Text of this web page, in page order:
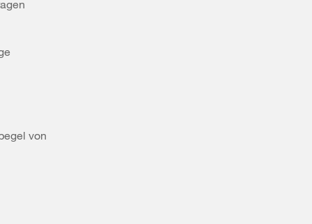
von